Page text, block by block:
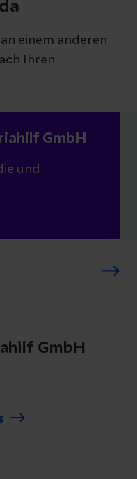
einem anderen
Ihren
GmbH
und
GmbH